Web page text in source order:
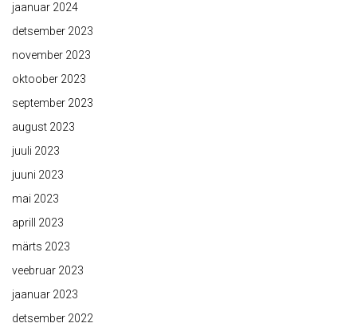
jaanuar 2024
detsember 2023
november 2023
oktoober 2023
september 2023
august 2023
juuli 2023
juuni 2023
mai 2023
aprill 2023
märts 2023
veebruar 2023
jaanuar 2023
detsember 2022